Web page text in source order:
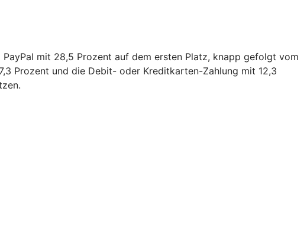
mit 28,5 Prozent auf dem ersten Platz, knapp gefolgt vom
Prozent und die Debit- oder Kreditkarten-Zahlung mit 12,3